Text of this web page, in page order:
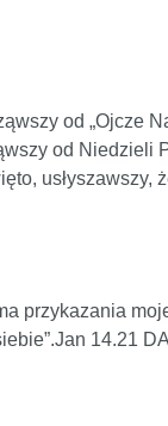
od
od
przykazania
14.21